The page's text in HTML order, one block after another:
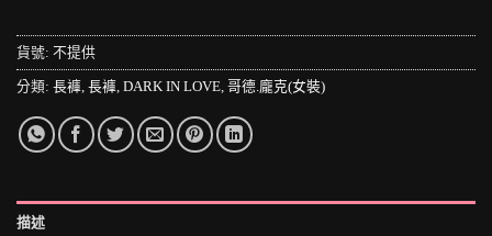
貨號: 不提供
分類: 長褲 長褲 DARK IN LOVE 哥德.龐克(女裝)
描述